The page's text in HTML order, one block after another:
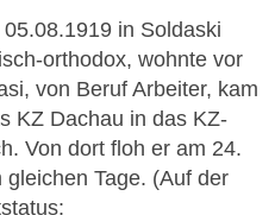
in Soldaski
orthodox, wohnte vor
von Beruf Arbeiter, kam
KZ Dachau in das KZ-
Von dort floh er am 24.
Tage. (Auf der